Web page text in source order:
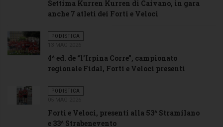
Settima Kurren Kurren di Caivano, in gara
anche 7 atleti dei Forti e Veloci
PODISTICA
4^ ed. de “l’Irpina Corre”, campionato
regionale Fidal, Forti e Veloci presenti
PODISTICA
Forti e Veloci, presenti alla 53^ Stramilano
e 33^ Strabenevento